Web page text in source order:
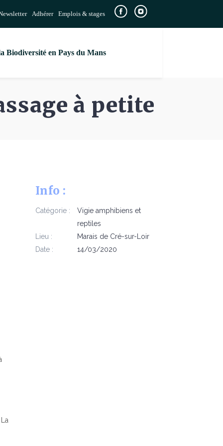
Adhérer Emplois & stages
Biodiversité en Pays du Mans
à petite
Info :
Catégorie :
Vigie amphibiens et
reptiles
Lieu :
Marais de Cré-sur-Loir
Date :
14/03/2020